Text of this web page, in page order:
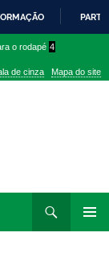
o rodapé 4
de cinza Mapa do site